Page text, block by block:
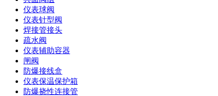
仪表球阀
仪表针型阀
焊接管接头
疏水阀
仪表辅助容器
闸阀
防爆接线盒
仪表保温保护箱
防爆挠性连接管